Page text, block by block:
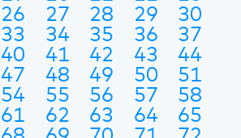
26 27 28 29
30
33 34 35 36
37
40 41 42 43
44
47 48 49 50
51
54 55 56 57
58
61 62 63 64
65